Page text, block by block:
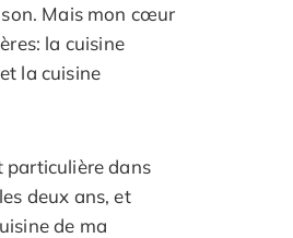
Mais mon cœur
la cuisine
la cuisine
particulière dans
deux ans, et
de ma